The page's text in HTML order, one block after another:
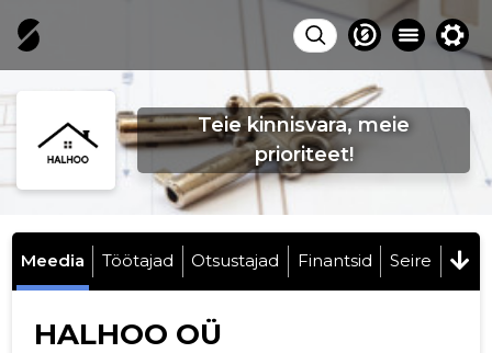
Teie kinnisvara, meie
prioriteet!
Meedia Töötajad Otsustajad Finantsid Seire
HALHOO OÜ